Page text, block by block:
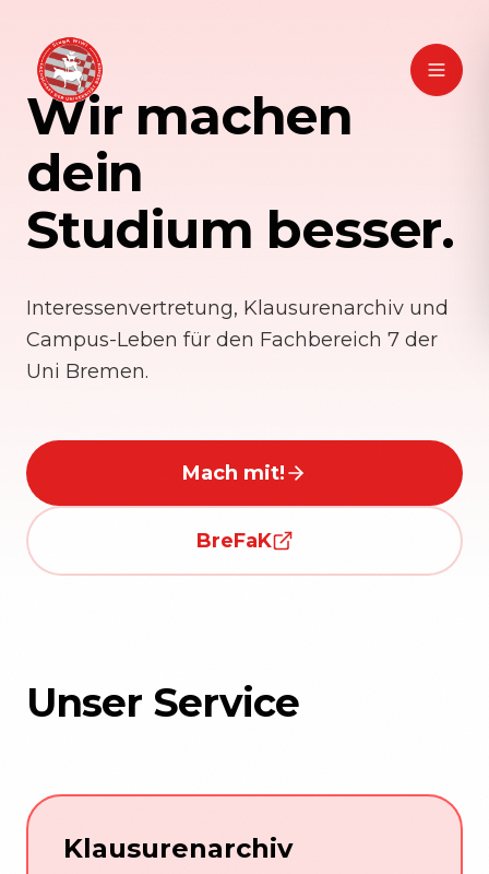
Wir machen
dein
Studium besser.
Interessenvertretung, Klausurenarchiv und
Campus-Leben für den Fachbereich 7 der
Uni Bremen.
Mach mit!
BreFaK
Unser Service
Klausurenarchiv